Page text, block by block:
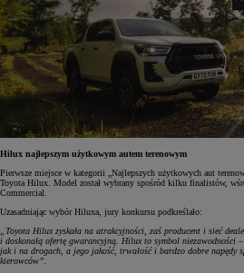
Hilux najlepszym użytkowym autem terenowym
Pierwsze miejsce w kategorii „Najlepszych użytkowych aut
Toyota Hilux. Model został wybrany spośród kilku finalistów,
Commercial.
Uzasadniając wybór Hiluxa, jury konkursu podkreślało:
„Toyota Hilux zyskała na atrakcyjności, zaś producent i sieć
i doskonałą ofertę gwarancyjną. Hilux to symbol niezawodności
jak i na drogach, a jego jakość, trwałość i bardzo dobre napędy
kierowców”.